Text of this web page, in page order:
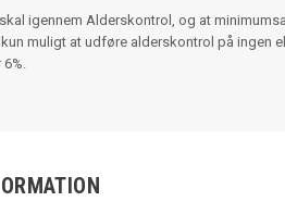
igennem Alderskontrol, og at
muligt at udføre alderskontrol på ingen